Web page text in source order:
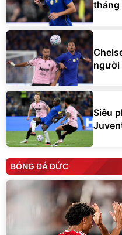
tháng
người
Siêu
BÓNG ĐÁ ĐỨC